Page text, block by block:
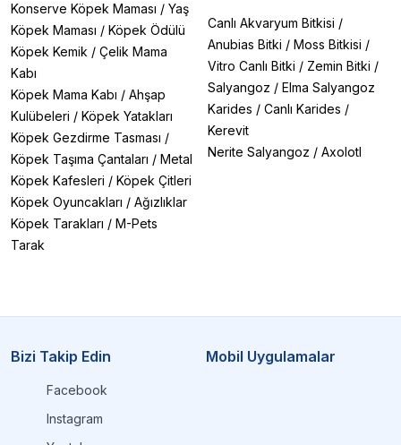
konusunda profesyonel danışmanlık
✔ Gaga Sağlığı:Sert yapısıyla doğal gaga bakımı
sağlar
✔ Zihinsel Uyarım:
Kuşlarınızın sıkılmasını önleyen
eğlenceli aktivite
Eğitim Desteği:
Davranış eğitiminde etkili ödül aracı
Kuş Krakeri Çeşitlerimiz
1. Muhabbet Kuşu Krakerleri
Gold Wings Premium Ballı Muhabbet Krakeri:
bal ve tahıl karışımı
Eurogold Meyveli Kraker Üçlü Paket:
meyve parçacıklı
Jungle Tava Kraker Ballı:
Eurogold Papağan Krakeri Meyveli:Antioksidan içerikli
Jungle Paraket Krakeri 3'lü Paket:Farklı lezzetlerle
3. Kanarya & Sultan Papağanı Krakerleri
Gold Wings Ballı Yumurtalı Kanarya Krakeri:
ve enerji desteği
Konserve Köpek Maması / Yaş
Köpek Maması / Köpek Ödülü
Köpek Kemik / Çelik Mama
Kabı
Köpek Mama Kabı / Ahşap
Kulübeleri / Köpek Yatakları
Köpek Gezdirme Tasması /
Köpek Taşıma Çantaları / Metal
Köpek Kafesleri / Köpek Çitleri
Köpek Oyuncakları / Ağızlıklar
Köpek Tarakları / M-Pets
Tarak
Canlı Akvaryum Bitkisi /
Anubias Bitki / Moss Bitkisi /
Vitro Canlı Bitki / Zemin Bitki /
Salyangoz / Elma Salyangoz
Karides / Canlı Karides /
Kerevit
Nerite Salyangoz / Axolotl
Bizi Takip Edin
Facebook
Instagram
Mobil Uygulamalar